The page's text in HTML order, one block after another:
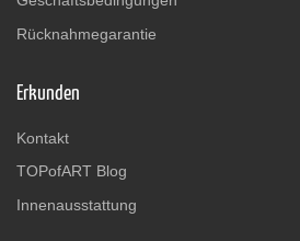
Rücknahmegarantie
Erkunden
Kontakt
TOPofART Blog
Innenausstattung